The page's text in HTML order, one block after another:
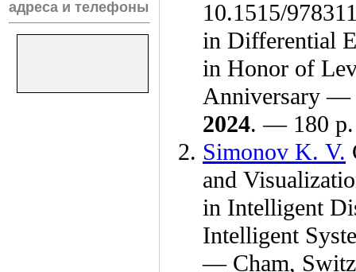
адреса и телефоны
10.1515/
in Differential
in Honor of
Anniversary —
2024. — 180
Simonov K. V.
and
in Intelligent
Intelligent
— Cham,